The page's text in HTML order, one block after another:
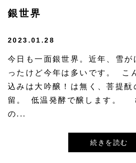
銀世界
2023.01.28
今日も一面銀世界。近年、雪が
ったけど今年は多いです。⁡⁡ ⁡こ
込みは大吟醸！は無く、菩提酛
留。⁡ ⁡低温発酵で醸します。⁡
の...
続きを読む